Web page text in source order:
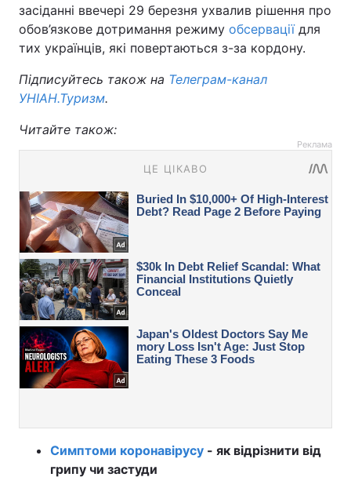
засіданні ввечері 29 березня ухвалив рішення про
обов’язкове дотримання режиму обсервації для
тих українців, які повертаються з-за кордону.
Підписуйтесь також на Телеграм-канал
УНІАН.Туризм.
Читайте також:
Реклама
Симптоми коронавірусу - як відрізнити від
грипу чи застуди